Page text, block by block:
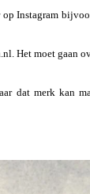
Instagram
Het moet gaan
dat merk kan